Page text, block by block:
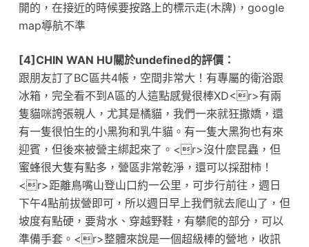
開的，在接近的時候要按路上的標示走(木牌)，google
map導航不準
[4]CHIN WAN HU關於undefined的評價：
跟朋友訂了BC區共4帳，空間非常大！有專屬的衛浴跟
冰箱，完全看不到A區的人這點感覺很棒XD<r>有兩
隻貓咪誇張親人，尤其是橘貓，我們一來就狂撒嬌，還
有一隻很怕生的小黑狗和乳牛貓。有一隻大黑狗也有來
迎賓，但後來被營主綁起來了。<r>沒什麼昆蟲，但
蜜蜂很大隻有點多，營區非常乾淨，還可以採甜柿！
<r>距離鳥嘴山登山口約一公里，可步行前往，週日
下午4點前拔營即可，所以週日早上我們就去爬山了，但
坡度有點硬，要背水、穿越野鞋，有攀爬的部分，可以
準備手套。<r>整體來說是一個超級棒的營地，收訊